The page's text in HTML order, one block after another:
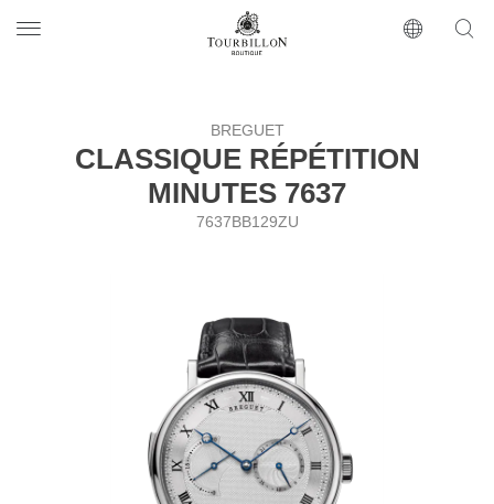
https://www.tourbillon.com/ru
BREGUET
CLASSIQUE RÉPÉTITION
MINUTES 7637
7637BB129ZU